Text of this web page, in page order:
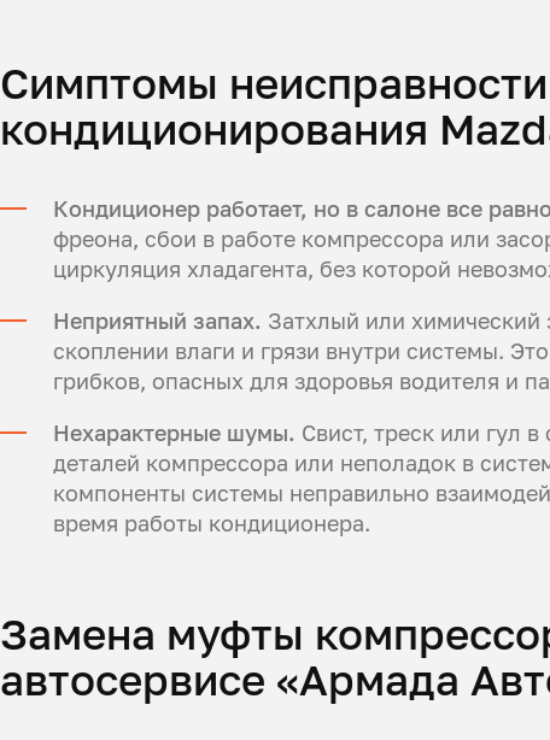
Симптомы
кондиционирования
Кондиционер работает, но в салоне все
фреона, сбои в работе компрессора или
циркуляция хладагента, без которой
Неприятный запах. Затхлый или химический
скоплении влаги и грязи внутри системы.
грибков, опасных для здоровья водителя и
Нехарактерные шумы. Свист, треск или гул
деталей компрессора или неполадок в
компоненты системы неправильно
время работы кондиционера.
Замена муфты
автосервисе «Армада